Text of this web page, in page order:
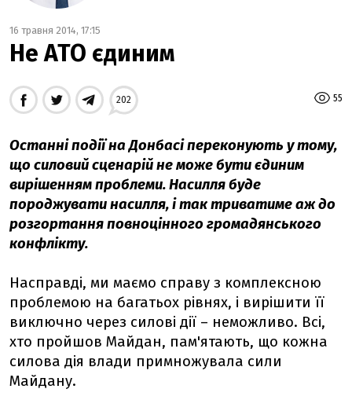
16 травня 2014, 17:15
Не АТО єдиним
55
202
Останні події на Донбасі переконують у тому,
що силовий сценарій не може бути єдиним
вирішенням проблеми. Насилля буде
породжувати насилля, і так триватиме аж до
розгортання повноцінного громадянського
конфлікту.
Насправді, ми маємо справу з комплексною
проблемою на багатьох рівнях, і вирішити її
виключно через силові дії – неможливо. Всі,
хто пройшов Майдан, пам'ятають, що кожна
силова дія влади примножувала сили
Майдану.